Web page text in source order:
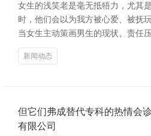
女生的浅笑老是毫无抵牾力，尤其
时，他们会以为我方被心爱、被抚
当女生主动策画男生的现状、责任
新闻动态
但它们弗成替代专科的热情会
有限公司